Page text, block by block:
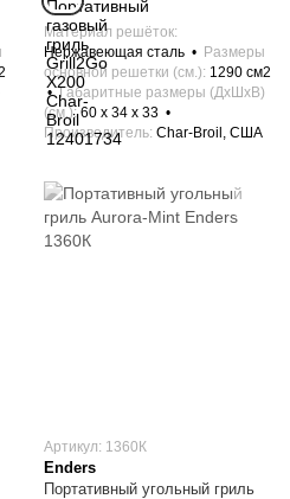
Материал решёток
Нержавеющая сталь
Размеры
основной решетки (см.) 1290 см2
Габаритные размеры (ДхШхВ)
(см.) 60 х 34 x 33
Производитель Char-Broil, США
Артикул: 1360К
Enders
Портативный угольный гриль